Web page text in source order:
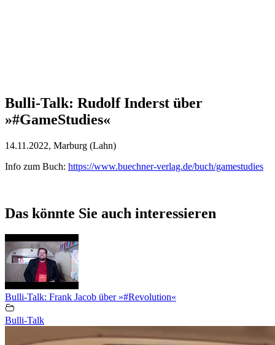
Bulli-Talk: Rudolf Inderst über
»#GameStudies«
14.11.2022, Marburg (Lahn)
Info zum Buch: https://www.buechner-verlag.de/buch/gamestudies
Das könnte Sie auch interessieren
Bulli-Talk: Frank Jacob über »#Revolution«
Bulli-Talk